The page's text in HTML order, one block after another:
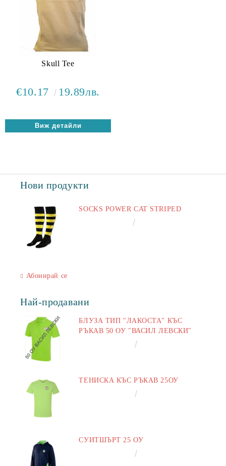
Skull Tee
€10.17 19.89лв.
Виж детайли
Нови продукти
SOCKS POWER CAT STRIPED
Абонирай се
Най-продавани
БЛУЗА ТИП "ЛАКОСТА" КЪС
РЪКАВ 50 ОУ "ВАСИЛ ЛЕВСКИ"
ТЕНИСКА КЪС РЪКАВ 25ОУ
СУИТШЪРТ 25 ОУ